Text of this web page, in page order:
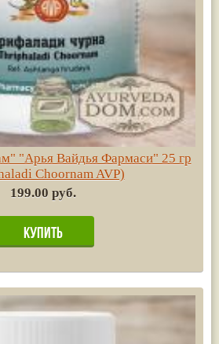
"Арья Вайдья Фармаси" 25 гр
Choornam AVP)
199.00 руб.